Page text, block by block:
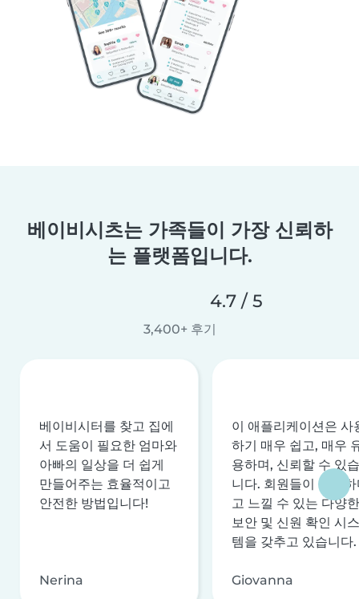
베이비시츠는 가족들이 가장 신뢰하
는 플랫폼입니다.
4.7 / 5
3,400+ 후기
베이비시터를 찾고 집에
서 도움이 필요한 엄마와
아빠의 일상을 더 쉽게
만들어주는 효율적이고
안전한 방법입니다!
Nerina
이 애플리케이션은 사
하기 매우 쉽고, 매우
용하며, 신뢰할 수 있습
니다. 회원들이 안전
고 느낄 수 있는 다양한
보안 및 신원 확인 시스
템을 갖추고 있습니다.
Giovanna